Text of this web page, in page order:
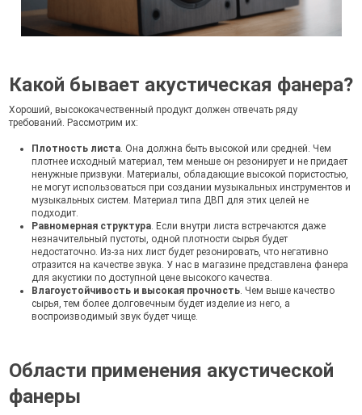
Какой бывает акустическая фанера?
Хороший, высококачественный продукт должен отвечать ряду
требований. Рассмотрим их:
Плотность листа. Она должна быть высокой или средней. Чем
плотнее исходный материал, тем меньше он резонирует и не придает
ненужные призвуки. Материалы, обладающие высокой пористостью,
не могут использоваться при создании музыкальных инструментов и
музыкальных систем. Материал типа ДВП для этих целей не
подходит.
Равномерная структура. Если внутри листа встречаются даже
незначительный пустоты, одной плотности сырья будет
недостаточно. Из-за них лист будет резонировать, что негативно
отразится на качестве звука. У нас в магазине представлена фанера
для акустики по доступной цене высокого качества.
Влагоустойчивость и высокая прочность. Чем выше качество
сырья, тем более долговечным будет изделие из него, а
воспроизводимый звук будет чище.
Области применения акустической
фанеры